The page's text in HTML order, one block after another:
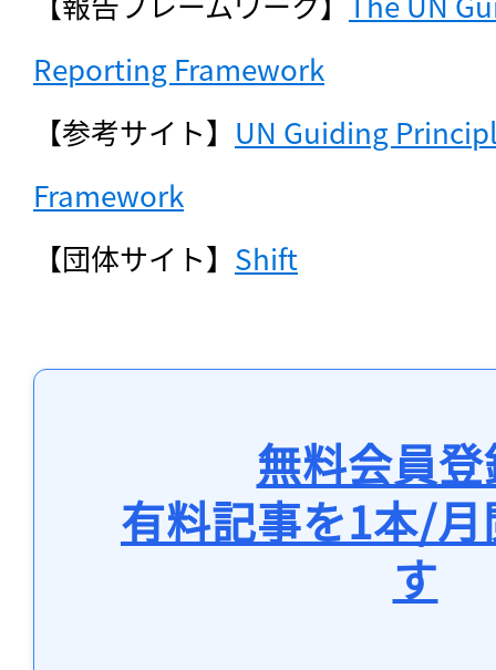
Reporting Framework
【参考サイト】 UN Guiding
Framework
【団体サイト】 Shift
無料会員
有料記事を1本/
す